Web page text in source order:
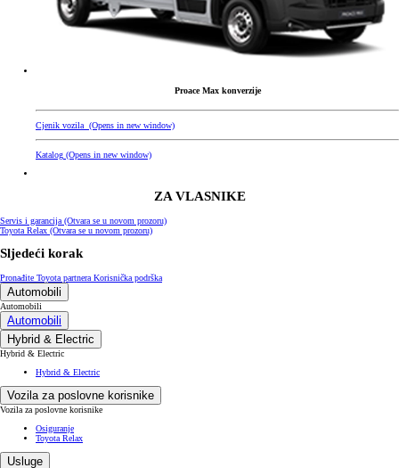
Proace Max konverzije
Cjenik vozila (Opens in new window)
Katalog (Opens in new window)
ZA VLASNIKE
Servis i garancija (Otvara se u novom prozoru)
Toyota Relax (Otvara se u novom prozoru)
Sljedeći korak
Pronađite Toyota partnera Korisnička podrška
Automobili
Automobili
Automobili
Hybrid & Electric
Hybrid & Electric
Hybrid & Electric
Vozila za poslovne korisnike
Vozila za poslovne korisnike
Osiguranje
Toyota Relax
Usluge